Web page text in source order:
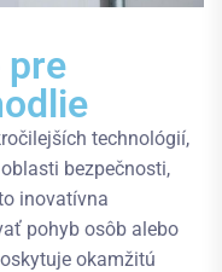
pre
technológií,
bezpečnosti,
inovatívna
pohyb osôb alebo
okamžitú